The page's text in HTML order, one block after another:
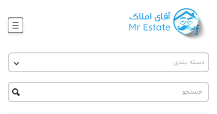
آموزش املاک
حقوقی
دسته بندی
آقای مشاور املاک
آکادمی آقای املاک
آموزش املاک